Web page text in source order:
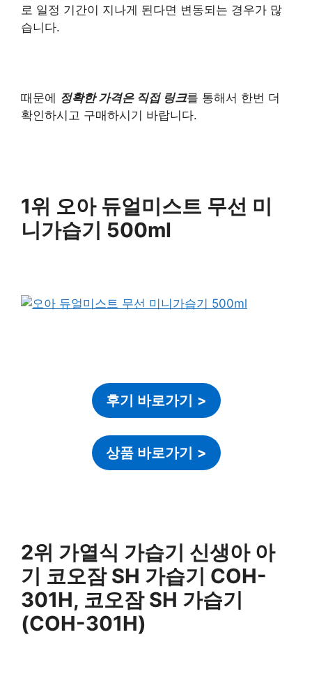
로 일정 기간이 지나게 된다면 변동되는 경우가 많
습니다.
때문에 정확한 가격은 직접 링크를 통해서 한번 더
확인하시고 구매하시기 바랍니다.
1위 오아 듀얼미스트 무선 미
니가습기 500ml
후기 바로가기 >
상품 바로가기 >
2위 가열식 가습기 신생아 아
기 코오잠 SH 가습기 COH-
301H, 코오잠 SH 가습기
(COH-301H)